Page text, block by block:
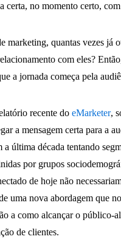
certa, no momento certo,
marketing, quantas vezes já
com eles?
a jornada começa pela
recente doeMarketer,
a mensagem certa para a
a última década tentando
por grupos
de hoje não
uma nova abordagem que
a como alcançar o público-
de clientes.